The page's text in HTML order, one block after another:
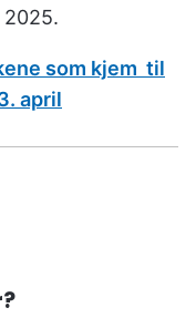
som kjem til
april